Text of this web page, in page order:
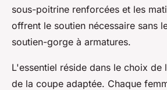
sous-poitrine renforcées et les
offrent le soutien nécessaire sans
soutien-gorge à armatures.
L'essentiel réside dans le choix de
de la coupe adaptée. Chaque